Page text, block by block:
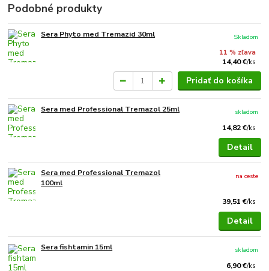
Podobné produkty
Sera Phyto med Tremazid 30ml
11 % zľava
14,40 €/ks
Skladom
Pridať do košíka
Sera med Professional Tremazol 25ml
14,82 €/ks
skladom
Detail
Sera med Professional Tremazol
100ml
39,51 €/ks
na ceste
Detail
Sera fishtamin 15ml
6,90 €/ks
skladom